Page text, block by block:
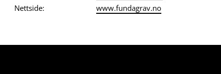
Nettside:
www.fundagrav.no